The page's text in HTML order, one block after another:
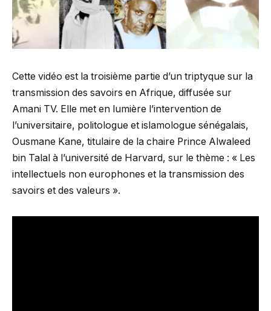
Cette vidéo est la troisième partie d’un triptyque sur la
transmission des savoirs en Afrique, diffusée sur
Amani TV. Elle met en lumière l’intervention de
l’universitaire, politologue et islamologue sénégalais,
Ousmane Kane, titulaire de la chaire Prince Alwaleed
bin Talal à l’université de Harvard, sur le thème : « Les
intellectuels non europhones et la transmission des
savoirs et des valeurs ».